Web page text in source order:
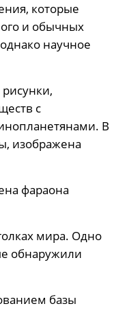
которые
и обычных
научное
с
В
изображена
фараона
мира. Одно
обнаружили
базы